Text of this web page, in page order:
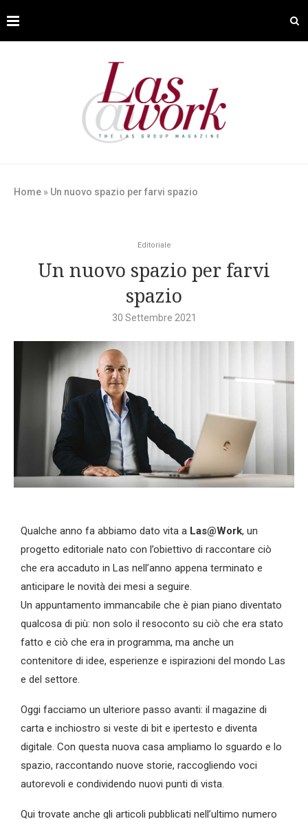
Home » Un nuovo spazio per farvi spazio
Editoriale
Un nuovo spazio per farvi
spazio
30 Settembre 2021
Qualche anno fa abbiamo dato vita a Las@Work, un
progetto editoriale nato con l’obiettivo di raccontare ciò
che era accaduto in Las nell’anno appena terminato e
anticipare le novità dei mesi a seguire.
Un appuntamento immancabile che è pian piano diventato
qualcosa di più: non solo il resoconto su ciò che era stato
fatto e ciò che era in programma, ma anche un
contenitore di idee, esperienze e ispirazioni del mondo Las
e del settore.
Oggi facciamo un ulteriore passo avanti: il magazine di
carta e inchiostro si veste di bit e ipertesto e diventa
digitale. Con questa nuova casa ampliamo lo sguardo e lo
spazio, raccontando nuove storie, raccogliendo voci
autorevoli e condividendo nuovi punti di vista.
Qui trovate anche gli articoli pubblicati nell’ultimo numero